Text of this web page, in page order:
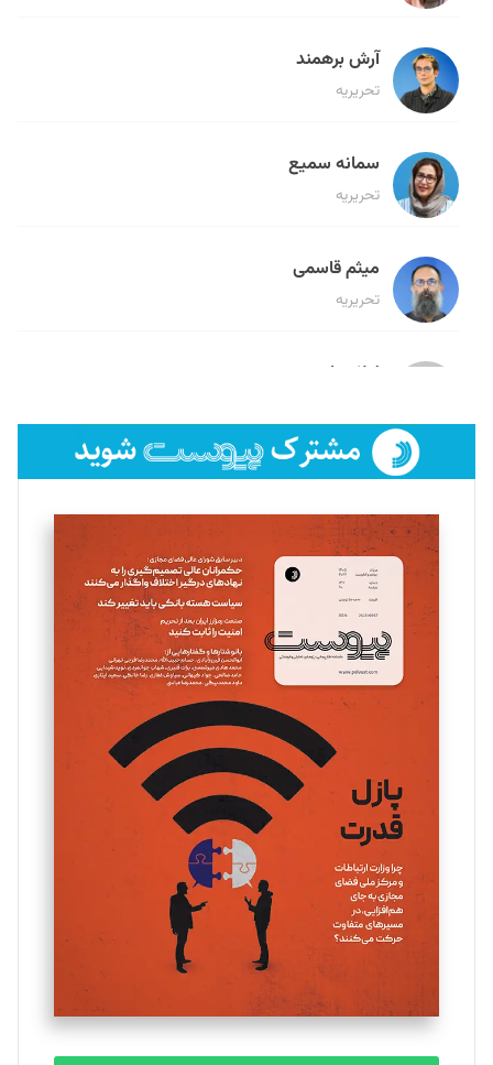
آرش برهمند
تحریریه
سمانه سمیع
تحریریه
میثم قاسمی
تحریریه
لیلا حنارود
فائزه فتحی رستمی
تحریریه
سروش کرمیان
تحریریه
مینا پاکدل
یسنا امان‌پور
تحریریه
ملینا جعفری
تحریریه
مصطفی مسجدی آرانی
تحریریه